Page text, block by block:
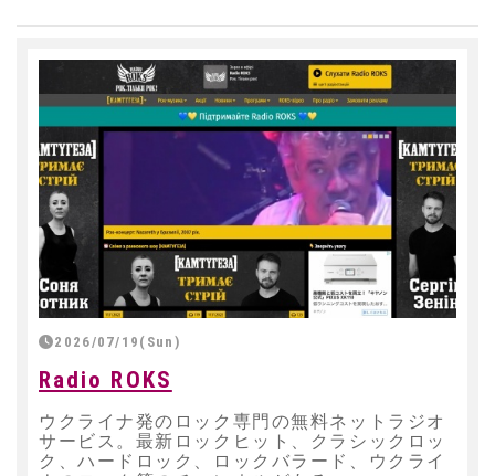
2026/07/19(Sun)
Radio ROKS
ウクライナ発のロック専門の無料ネットラジオ
サービス。最新ロックヒット、クラシックロッ
ク、ハードロック、ロックバラード、ウクライ